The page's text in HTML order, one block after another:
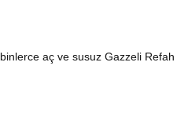
aç ve susuz Gazzeli Refah